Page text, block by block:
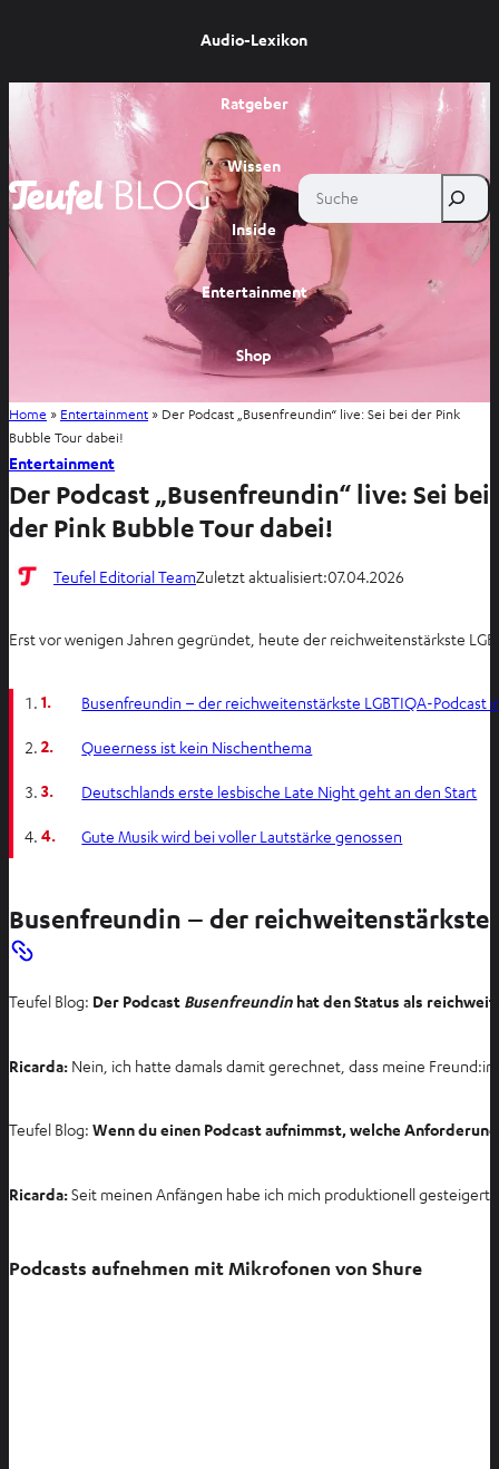
Audio-Lexikon
Ratgeber
Wissen
Inside
Entertainment
Shop
Suche
Home » Entertainment » Der Podcast „Busenfreundin“ live: Sei bei der Pink
Bubble Tour dabei!
Entertainment
Der Podcast „Busenfreundin“ live: Sei bei
der Pink Bubble Tour dabei!
Teufel Editorial TeamZuletzt aktualisiert:07.04.2026
Erst vor wenigen Jahren gegründet, heute der reichweitenstärkste
1. Busenfreundin – der reichweitenstärkste LGBTIQA-Podcast
2. Queerness ist kein Nischenthema
3. Deutschlands erste lesbische Late Night geht an den Start
4. Gute Musik wird bei voller Lautstärke genossen
Busenfreundin – der reichweitenstärkste
Teufel Blog: Der Podcast Busenfreundin hat den Status als
Ricarda: Nein, ich hatte damals damit gerechnet, dass meine
Teufel Blog: Wenn du einen Podcast aufnimmst, welche
Ricarda:Seit meinen Anfängen habe ich mich produktionell
Podcasts aufnehmen mit Mikrofonen von Shure